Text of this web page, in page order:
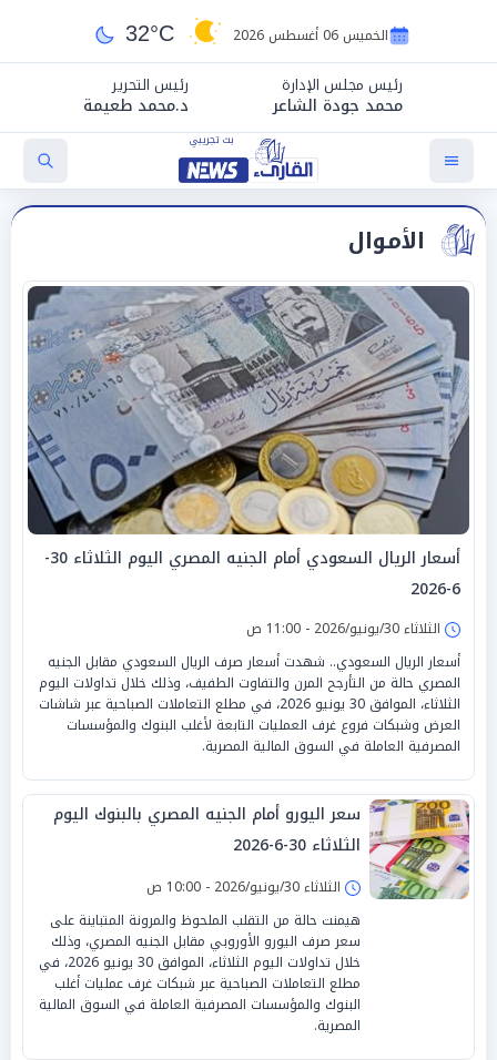
الخميس 06 أغسطس 2026 32°C
رئيس مجلس الإدارة
محمد جودة الشاعر
رئيس التحرير
د.محمد طعيمة
الأموال
أسعار الريال السعودي أمام الجنيه المصري اليوم الثلاثاء 30-
6-2026
الثلاثاء 30/يونيو/2026 - 11:00 ص
أسعار الريال السعودي.. شهدت أسعار صرف الريال السعودي مقابل الجنيه
المصري حالة من التأرجح المرن والتفاوت الطفيف، وذلك خلال تداولات اليوم
الثلاثاء، الموافق 30 يونيو 2026، في مطلع التعاملات الصباحية عبر شاشات
العرض وشبكات فروع غرف العمليات التابعة لأغلب البنوك والمؤسسات
المصرفية العاملة في السوق المالية المصرية.
سعر اليورو أمام الجنيه المصري بالبنوك اليوم
الثلاثاء 30-6-2026
الثلاثاء 30/يونيو/2026 - 10:00 ص
هيمنت حالة من التقلب الملحوظ والمرونة المتباينة على
سعر صرف اليورو الأوروبي مقابل الجنيه المصري، وذلك
خلال تداولات اليوم الثلاثاء، الموافق 30 يونيو 2026، في
مطلع التعاملات الصباحية عبر شبكات غرف عمليات أغلب
البنوك والمؤسسات المصرفية العاملة في السوق المالية
المصرية.